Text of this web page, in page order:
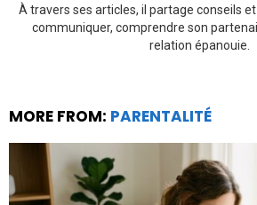
À travers ses articles, il partage conseils
communiquer, comprendre son
relation épanouie.
MORE FROM: PARENTALITÉ